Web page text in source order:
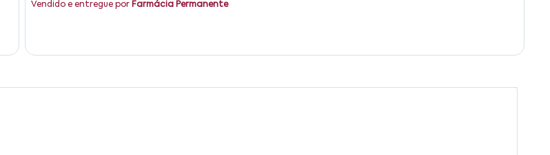
Vendido e entregue por Farmácia Permanente